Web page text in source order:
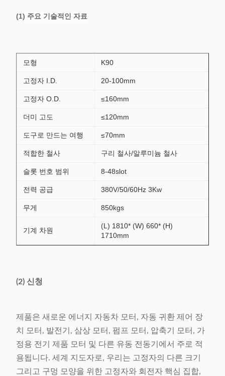
(1) 주요 기술적인 자료
모형 K90
고정자 I.D. 20-100mm
고정자 O.D. ≤160mm
더미 고도 ≤120mm
도구로 만드는 여행 ≤70mm
적합한 철사 구리 철사/알루미늄 철사
슬롯 번호 범위 8-48slot
전력 공급 380V/50/60Hz 3Kw
무게 850kgs
기계 차원
(L) 1810* (W) 660* (H)
1710mm
(2) 신청
제품은 새로운 에너지 자동차 모터, 자동 귀환 제어 장
치 모터, 발전기, 삼상 모터, 펌프 모터, 압축기 모터, 가
정용 전기 제품 모터 및 다른 유동 전동기에서 주로 적
용됩니다. 세계 지도자로, 우리는 고정자의 다른 크기
그리고 구멍 모양을 위한 고정자와 회전자 핵심 집합,